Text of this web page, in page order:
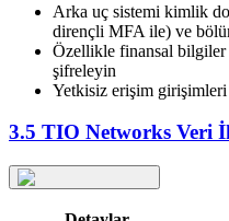
Arka uç sistemi kimlik
dirençli MFA ile) ve
Özellikle finansal
şifreleyin
Yetkisiz erişim
3.5 TIO Networks Veri